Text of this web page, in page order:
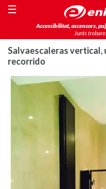
Accessibilitat, ascensors,
Junts
☰
Salvaescaleras vertical,
recorrido